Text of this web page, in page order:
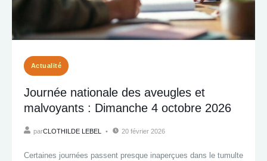
Actualité
Journée nationale des aveugles et
malvoyants : Dimanche 4 octobre 2026
parCLOTHILDE LEBEL 20 février 2026
Certaines journées passent presque inaperçues dans le tumulte